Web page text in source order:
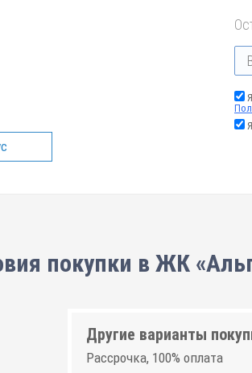
покупки в ЖК
Другие варианты
Рассрочка, 100% оплата